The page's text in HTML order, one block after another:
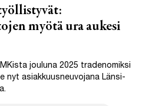
myötä ura aukesi
jouluna 2025 tradenomiksi
nyt asiakkuusneuvojana Länsi-